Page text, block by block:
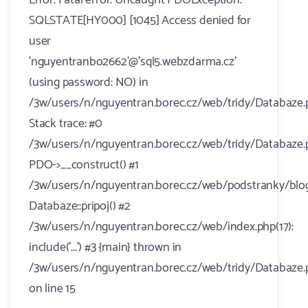
SQLSTATE[HY000] [1045] Access denied for
user
'nguyentranbo2662'@'sql5.webzdarma.cz'
(using password: NO) in
/3w/users/n/nguyentran.borec.cz/web/tridy/
Stack trace: #0
/3w/users/n/nguyentran.borec.cz/web/tridy/
PDO->__construct() #1
/3w/users/n/nguyentran.borec.cz/web/podstranky/
Databaze::pripoj() #2
/3w/users/n/nguyentran.borec.cz/web/index.php(17):
include('...') #3 {main} thrown in
/3w/users/n/nguyentran.borec.cz/web/tridy/
on line 15